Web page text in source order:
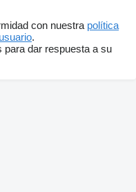
con nuestra política
.
dar respuesta a su